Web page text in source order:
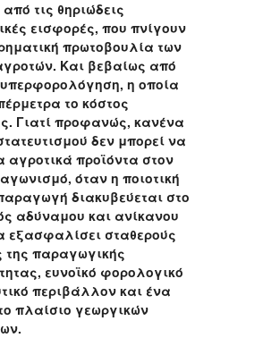
τις θηριώδεις
εισφορές, που πνίγουν
πρωτοβουλία των
Και βεβαίως από
η οποία
το κόστος
Γιατί προφανώς, κανένα
δεν μπορεί να
αγροτικά προϊόντα στον
όταν η ποιοτική
διακυβεύεται στο
αδύναμου και ανίκανου
εξασφαλίσει σταθερούς
της παραγωγικής
ευνοϊκό φορολογικό
περιβάλλον και ένα
πλαίσιο γεωργικών